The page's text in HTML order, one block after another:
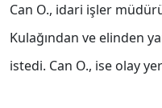
Can O., idari işler
Kulağından ve elinden
istedi. Can O., ise olay